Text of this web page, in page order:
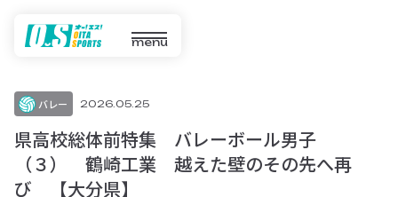
menu
バレー 2026.05.25
県高校総体前特集 バレーボール男子
（３） 鶴崎工業 越えた壁のその先へ再
び 【大分県】